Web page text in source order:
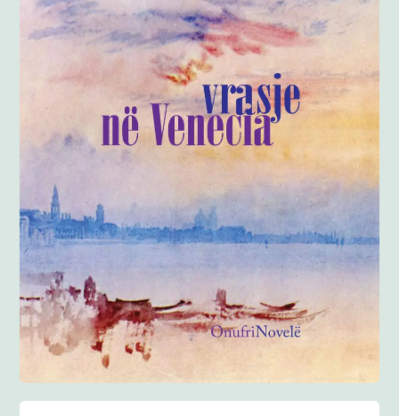
Anglisht
Ditarë
Evente
Blog